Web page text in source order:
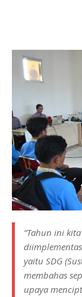
“Tahun ini
yaitu SDG
membahas
upaya